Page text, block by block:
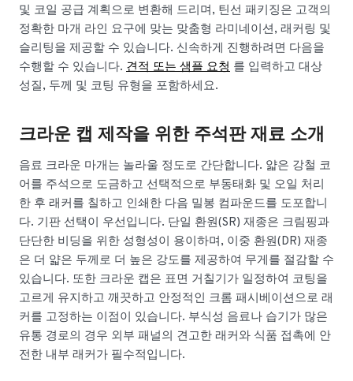
및 코일 공급 계획으로 변환해 드리며, 틴선 패키징은 고객의
정확한 마개 라인 요구에 맞는 맞춤형 라미네이션, 래커링 및
슬리팅을 제공할 수 있습니다. 신속하게 진행하려면 다음을
수행할 수 있습니다. 견적 또는 샘플 요청 를 입력하고 대상
성질, 두께 및 코팅 유형을 포함하세요.
크라운 캡 제작을 위한 주석판 재료 소개
음료 크라운 마개는 놀라울 정도로 간단합니다. 얇은 강철 코
어를 주석으로 도금하고 선택적으로 부동태화 및 오일 처리
한 후 래커를 칠하고 인쇄한 다음 밀봉 컴파운드를 도포합니
다. 기판 선택이 우선입니다. 단일 환원(SR) 재종은 크림핑과
단단한 비딩을 위한 성형성이 용이하며, 이중 환원(DR) 재종
은 더 얇은 두께로 더 높은 강도를 제공하여 무게를 절감할 수
있습니다. 또한 크라운 캡은 표면 거칠기가 일정하여 코팅을
고르게 유지하고 깨끗하고 안정적인 크롬 패시베이션으로 래
커를 고정하는 이점이 있습니다. 부식성 음료나 습기가 많은
유통 경로의 경우 외부 패널의 견고한 래커와 식품 접촉에 안
전한 내부 래커가 필수적입니다.